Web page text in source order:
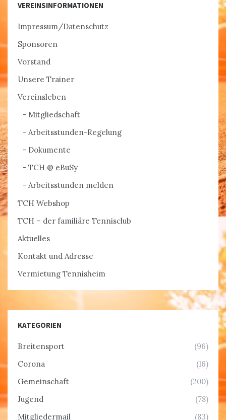
VEREINSINFORMATIONEN
Impressum/Datenschutz
Sponsoren
Vorstand
Unsere Trainer
Vereinsleben
Mitgliedschaft
Arbeitsstunden-Regelung
Dokumente
TCH @ eBuSy
Arbeitsstunden melden
TCH Webshop
TCH – der familiäre Tennisclub
Aktuelles
Kontakt und Adresse
Vermietung Tennisheim
KATEGORIEN
Breitensport
(96)
Corona
(16)
Gemeinschaft
(200)
Jugend
(78)
Mitgliedermail
(83)